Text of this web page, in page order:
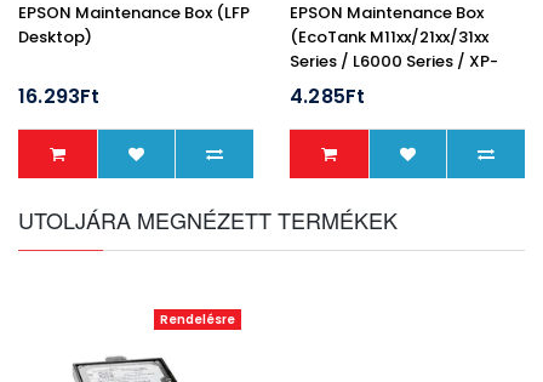
EPSON Maintenance Box (LFP
Desktop)
16.293Ft
EPSON Maintenance Box
(EcoTank M11xx/21xx/31xx
Series / L6000 Series / XP-
5100)
4.285Ft
UTOLJÁRA MEGNÉZETT TERMÉKEK
Rendelésre